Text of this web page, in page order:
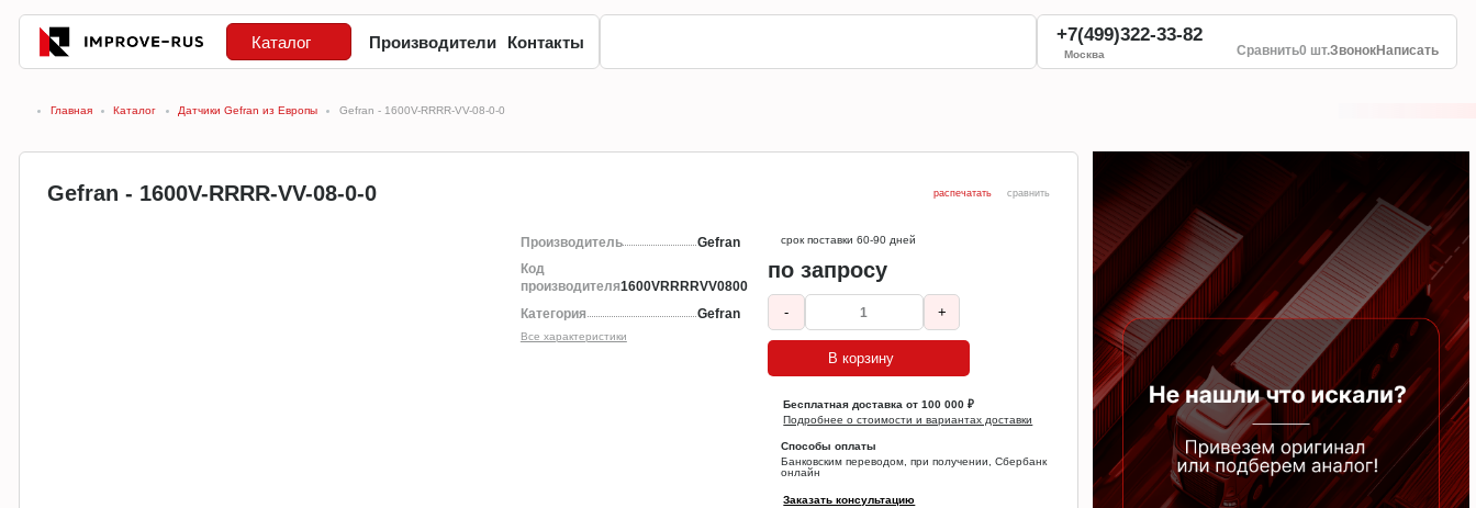
Каталог Производители Контакты +7(499)322-33-82
Москва Сравнить0 шт.ЗвонокНаписать
Главная Каталог Датчики Gefran из Европы Gefran - 1600V-RRRR-VV-08-0-0
Gefran - 1600V-RRRR-VV-08-0-0 распечатать сравнить
Производитель
Gefran
Код
производителя1600VRRRRVV0800
Категория
Gefran
Все характеристики
срок поставки 60-90 дней
по запросу
- +
В корзину
Бесплатная доставка от 100 000 ₽
Подробнее о стоимости и вариантах доставки
Способы оплаты
Банковским переводом, при получении, Сбербанк
онлайн
Заказать консультацию